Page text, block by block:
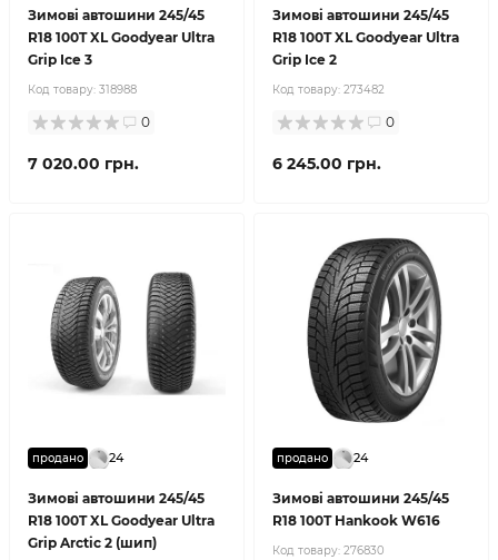
Зимові автошини 245/45
R18 100T XL Goodyear Ultra
Grip Ice 3
Код товару: 318988
0
7 020.00 грн.
Зимові автошини 245/45
R18 100T XL Goodyear Ultra
Grip Ice 2
Код товару: 273482
0
6 245.00 грн.
продано 24
Зимові автошини 245/45
R18 100T XL Goodyear Ultra
Grip Arctic 2 (шип)
продано 24
Зимові автошини 245/45
R18 100T Hankook W616
Код товару: 276830